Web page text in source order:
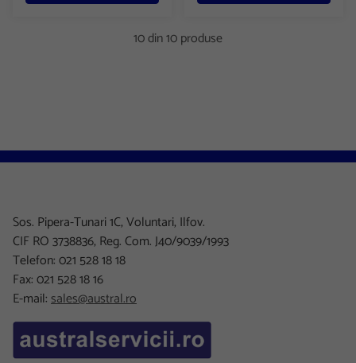
10 din 10 produse
Sos. Pipera-Tunari 1C, Voluntari, Ilfov.
CIF RO 3738836, Reg. Com. J40/9039/1993
Telefon: 021 528 18 18
Fax: 021 528 18 16
E-mail:sales@austral.ro